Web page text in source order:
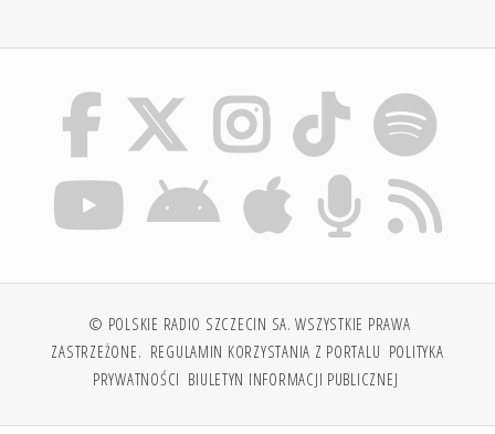
© POLSKIE RADIO SZCZECIN SA. WSZYSTKIE PRAWA
ZASTRZEŻONE. REGULAMIN KORZYSTANIA Z PORTALU POLITYKA
PRYWATNOŚCI BIULETYN INFORMACJI PUBLICZNEJ